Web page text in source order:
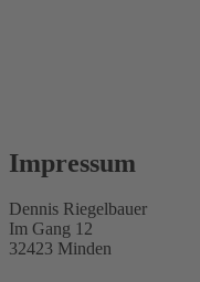
Impressum
Dennis Riegelbauer
Im Gang 12
32423 Minden